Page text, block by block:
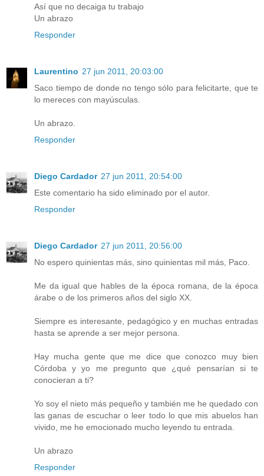
Así que no decaiga tu trabajo
Un abrazo
Responder
Laurentino 27 jun 2011, 20:03:00
Saco tiempo de donde no tengo sólo para felicitarte, que te
lo mereces con mayúsculas.
Un abrazo.
Responder
Diego Cardador 27 jun 2011, 20:54:00
Este comentario ha sido eliminado por el autor.
Responder
Diego Cardador 27 jun 2011, 20:56:00
No espero quinientas más, sino quinientas mil más, Paco.
Me da igual que hables de la época romana, de la época
árabe o de los primeros años del siglo XX.
Siempre es interesante, pedagógico y en muchas entradas
hasta se aprende a ser mejor persona.
Hay mucha gente que me dice que conozco muy bien
Córdoba y yo me pregunto que ¿qué pensarían si te
conocieran a ti?
Yo soy el nieto más pequeño y también me he quedado con
las ganas de escuchar o leer todo lo que mis abuelos han
vivido, me he emocionado mucho leyendo tu entrada.
Un abrazo
Responder